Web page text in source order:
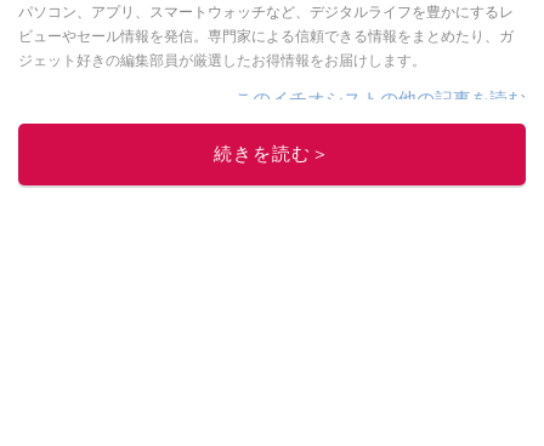
パソコン、アプリ、スマートウォッチなど、デジタルライフを豊かにするレ
ビューやセール情報を発信。専門家による信頼できる情報をまとめたり、ガ
ジェット好きの編集部員が厳選したお得情報をお届けします。
このイチオシストの他の記事を読む
続きを読む＞